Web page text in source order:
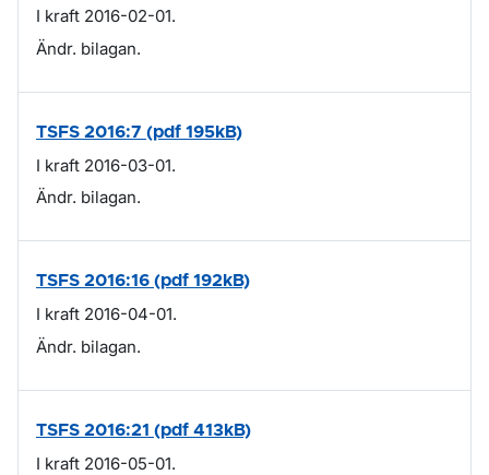
I kraft 2016-02-01.
Ändr. bilagan.
TSFS 2016:7 (pdf 195kB)
I kraft 2016-03-01.
Ändr. bilagan.
TSFS 2016:16 (pdf 192kB)
I kraft 2016-04-01.
Ändr. bilagan.
TSFS 2016:21 (pdf 413kB)
I kraft 2016-05-01.